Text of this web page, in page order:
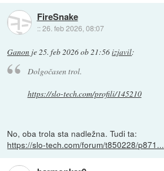
FireSnake
::26. feb 2026, 08:07
Ganon je25. feb 2026 ob 21:56izjavil:
Dolgočasen trol.
https://slo-tech.com/profili/145210
No, oba trola sta nadležna. Tudi ta:
https://slo-tech.com/forum/t850228/p871...